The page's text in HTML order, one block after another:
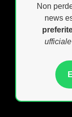
Non
news